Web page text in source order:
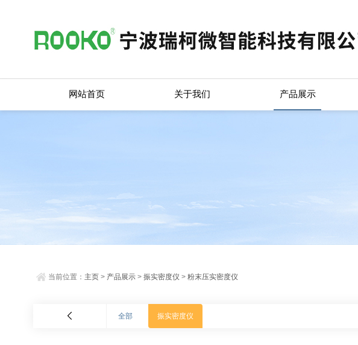
网站首页 关于我们 产品展示
当前位置： 主页 > 产品展示 >振实密度仪 >粉末压实密度仪
全部 振实密度仪